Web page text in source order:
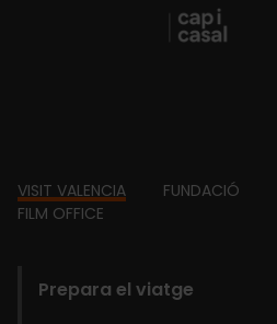
Footer
VISIT VALENCIA FUNDACIÓ
FILM OFFICE
Prepara el viatge